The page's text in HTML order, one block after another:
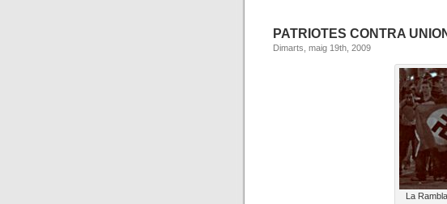
PATRIOTES CONTRA
Dimarts, maig 19th, 2009
La